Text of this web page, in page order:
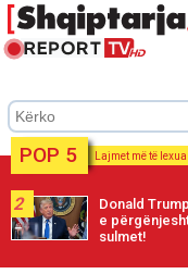
POP 5 Lajmet më të
2
Donald
e
sulmet!